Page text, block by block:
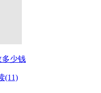
多少钱
(11)